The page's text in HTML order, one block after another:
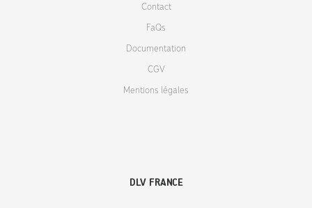
Contact
FaQs
Documentation
CGV
Mentions légales
DLV FRANCE